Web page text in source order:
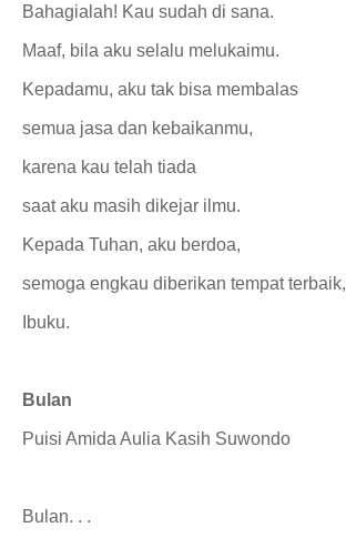
Bahagialah! Kau sudah di sana.
Maaf, bila aku selalu melukaimu.
Kepadamu, aku tak bisa membalas
semua jasa dan kebaikanmu,
karena kau telah tiada
saat aku masih dikejar ilmu.
Kepada Tuhan, aku berdoa,
semoga engkau diberikan tempat terbaik,
Ibuku.
Bulan
Puisi Amida Aulia Kasih Suwondo
Bulan. . .